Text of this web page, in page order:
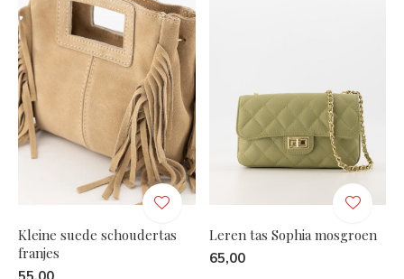
Kleine suede schoudertas
franjes
Leren tas Sophia mosgroen
65,00